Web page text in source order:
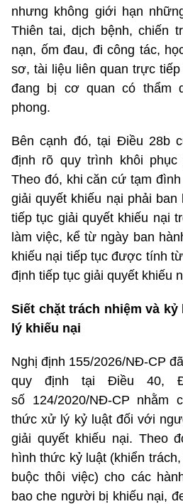
nhưng không giới hạn
Thiên tai, dịch bệnh, chiến
nạn, ốm đau, đi công tác,
sơ, tài liệu liên quan trực
đang bị cơ quan có thẩm
phong.
Bên cạnh đó, tại Điều 28b
định rõ quy trình khôi phục
Theo đó, khi căn cứ tạm
giải quyết khiếu nại phải ban
tiếp tục giải quyết khiếu nại
làm việc, kể từ ngày ban
khiếu nại tiếp tục được tính
định tiếp tục giải quyết khiếu
Siết chặt trách nhiệm và
lý khiếu nại
Nghị định 155/2026/NĐ-CP
quy định tại Điều 40,
số 124/2020/NĐ-CP nhằm
thức xử lý kỷ luật đối với
giải quyết khiếu nại. Theo
hình thức kỷ luật (khiển
buộc thôi việc) cho các
bao che người bị khiếu nại,